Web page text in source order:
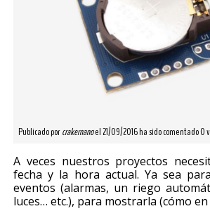
Publicado porcrakernanoel 21/09/2016 ha sido comentado 0
A veces nuestros proyectos
fecha y la hora actual. Ya sea
eventos (alarmas, un riego
luces… etc.), para mostrarla (cómo